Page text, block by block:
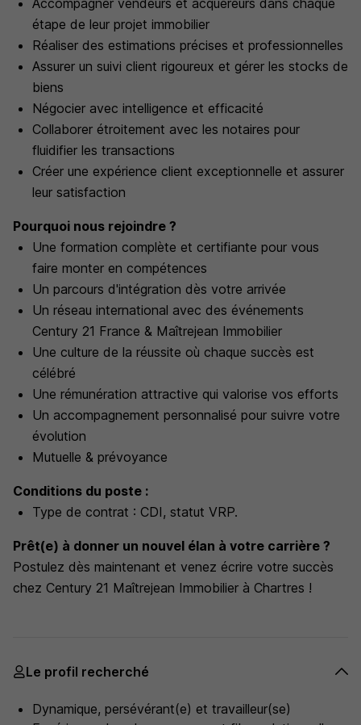
Accompagner vendeurs et acquéreurs dans chaque
étape de leur projet immobilier
Réaliser des estimations précises et professionnelles
Assurer un suivi client rigoureux et gérer les stocks de
biens
Négocier avec intelligence et efficacité
Collaborer étroitement avec les notaires pour
fluidifier les transactions
Créer une expérience client exceptionnelle et assurer
leur satisfaction
Pourquoi nous rejoindre ?
Une formation complète et certifiante pour vous
faire monter en compétences
Un parcours d'intégration dès votre arrivée
Un réseau international avec des événements
Century 21 France & Maîtrejean Immobilier
Une culture de la réussite où chaque succès est
célébré
Une rémunération attractive qui valorise vos efforts
Un accompagnement personnalisé pour suivre votre
évolution
Mutuelle & prévoyance
Conditions du poste :
Type de contrat : CDI, statut VRP.
Prêt(e) à donner un nouvel élan à votre carrière ?
Postulez dès maintenant et venez écrire votre succès
chez Century 21 Maîtrejean Immobilier à Chartres !
Le profil recherché
Dynamique, persévérant(e) et travailleur(se)